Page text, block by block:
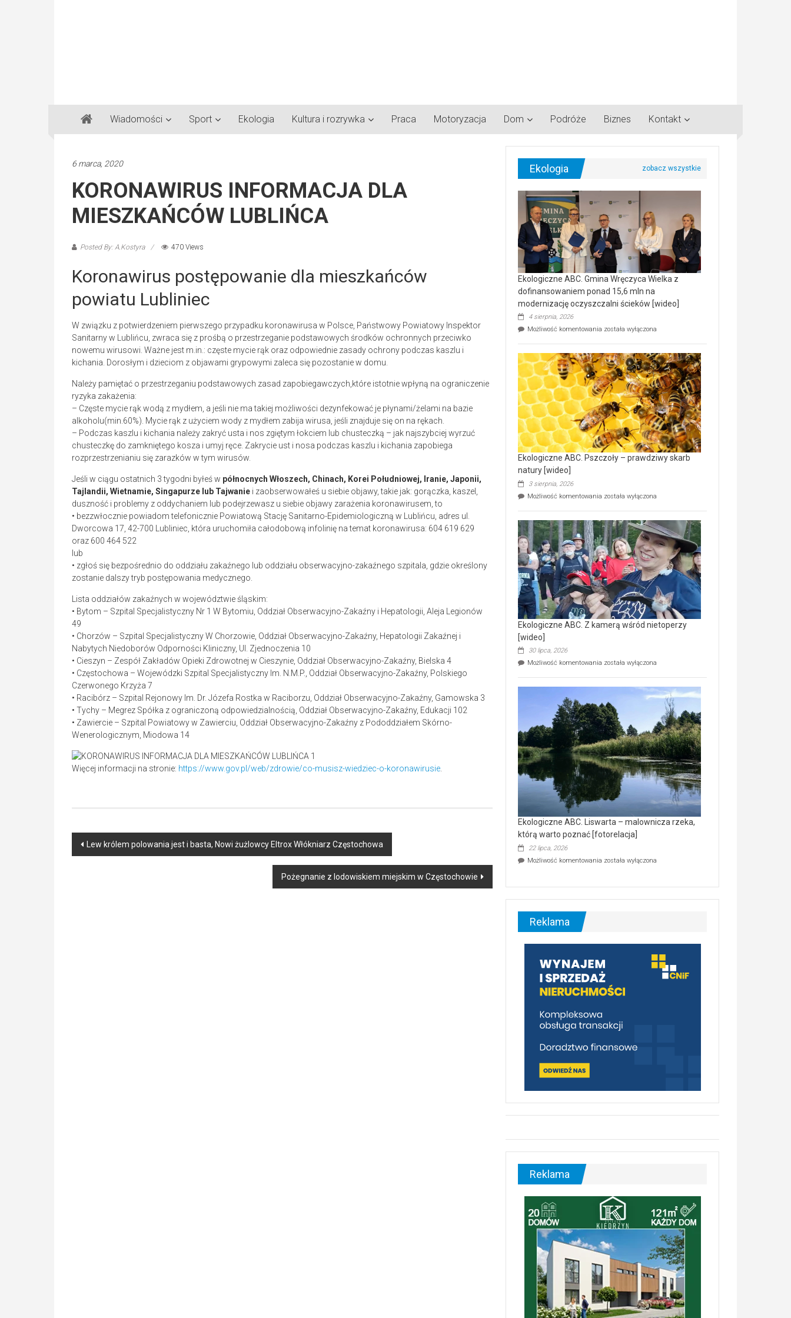
Gazeta
Regionalna
Kłobuck,
Myszków
Wiadomości Sport Ekologia Kultura i rozrywka Praca Motoryzacja Dom Podróże Biznes Kontakt
6 marca, 2020
KORONAWIRUS INFORMACJA DLA
MIESZKAŃCÓW LUBLIŃCA
Posted By: A.Kostyra 470 Views
Koronawirus postępowanie dla mieszkańców
powiatu Lubliniec
W związku z potwierdzeniem pierwszego przypadku koronawirusa w Polsce, Państwowy Powiatowy Inspektor
Sanitarny w Lublińcu, zwraca się z prośbą o przestrzeganie podstawowych środków ochronnych przeciwko
nowemu wirusowi. Ważne jest m.in.: częste mycie rąk oraz odpowiednie zasady ochrony podczas kaszlu i
kichania. Dorosłym i dzieciom z objawami grypowymi zaleca się pozostanie w domu.
Należy pamiętać o przestrzeganiu podstawowych zasad zapobiegawczych,które istotnie wpłyną na ograniczenie
ryzyka zakażenia:
– Częste mycie rąk wodą z mydłem, a jeśli nie ma takiej możliwości dezynfekować je płynami/żelami na bazie
alkoholu(min.60%). Mycie rąk z użyciem wody z mydłem zabija wirusa, jeśli znajduje się on na rękach.
– Podczas kaszlu i kichania należy zakryć usta i nos zgiętym łokciem lub chusteczką – jak najszybciej wyrzuć
chusteczkę do zamkniętego kosza i umyj ręce. Zakrycie ust i nosa podczas kaszlu i kichania zapobiega
rozprzestrzenianiu się zarazków w tym wirusów.
Jeśli w ciągu ostatnich 3 tygodni byłeś w północnych Włoszech, Chinach, Korei Południowej, Iranie, Japonii,
Tajlandii, Wietnamie, Singapurze lub Tajwanie i zaobserwowałeś u siebie objawy, takie jak: gorączka, kaszel,
duszność i problemy z oddychaniem lub podejrzewasz u siebie objawy zarażenia koronawirusem, to
• bezzwłocznie powiadom telefonicznie Powiatową Stację Sanitarno-Epidemiologiczną w Lublińcu, adres ul.
Dworcowa 17, 42-700 Lubliniec, która uruchomiła całodobową infolinię na temat koronawirusa: 604 619 629
oraz 600 464 522
lub
• zgłoś się bezpośrednio do oddziału zakaźnego lub oddziału obserwacyjno-zakaźnego szpitala, gdzie określony
zostanie dalszy tryb postępowania medycznego.
Lista oddziałów zakaźnych w województwie śląskim:
• Bytom – Szpital Specjalistyczny Nr 1 W Bytomiu, Oddział Obserwacyjno-Zakaźny i Hepatologii, Aleja Legionów
49
• Chorzów – Szpital Specjalistyczny W Chorzowie, Oddział Obserwacyjno-Zakaźny, Hepatologii Zakaźnej i
Nabytych Niedoborów Odporności Kliniczny, Ul. Zjednoczenia 10
• Cieszyn – Zespół Zakładów Opieki Zdrowotnej w Cieszynie, Oddział Obserwacyjno-Zakaźny, Bielska 4
• Częstochowa – Wojewódzki Szpital Specjalistyczny Im. N.M.P., Oddział Obserwacyjno-Zakaźny, Polskiego
Czerwonego Krzyża 7
• Racibórz – Szpital Rejonowy Im. Dr. Józefa Rostka w Raciborzu, Oddział Obserwacyjno-Zakaźny, Gamowska 3
• Tychy – Megrez Spółka z ograniczoną odpowiedzialnością, Oddział Obserwacyjno-Zakaźny, Edukacji 102
• Zawiercie – Szpital Powiatowy w Zawierciu, Oddział Obserwacyjno-Zakaźny z Pododdziałem Skórno-
Wenerologicznym, Miodowa 14
Więcej informacji na stronie: https://www.gov.pl/web/zdrowie/co-musisz-wiedziec-o-koronawirusie.
Post
Lew królem polowania jest i basta, Nowi żużlowcy Eltrox Włókniarz Częstochowa
Pożegnanie z lodowiskiem miejskim w Częstochowie
Ekologia
Ekologiczne ABC. Gmina Wręczyca Wielka z
dofinansowaniem ponad 15,6 mln na
modernizację oczyszczalni ścieków [wideo]
4 sierpnia, 2026
Możliwość komentowania Ekologiczne
Wręczyca
Wielka
z
dofinansowaniem
ponad
15,6
mln
na
modernizację
oczyszczalni
ścieków
[wideo]
została wyłączona
Ekologiczne ABC. Pszczoły – prawdziwy skarb
natury [wideo]
3 sierpnia, 2026
Możliwość komentowania Ekologiczne
–
prawdziwy
skarb
natury
[wideo]
została wyłączona
Ekologiczne ABC. Z kamerą wśród nietoperzy
[wideo]
30 lipca, 2026
Możliwość komentowania Ekologiczne
wśród
nietoperzy
[wideo]
została wyłączona
Ekologiczne ABC. Liswarta – malownicza rzeka,
którą warto poznać [fotorelacja]
22 lipca, 2026
Możliwość komentowania Ekologiczne
–
malownicza
[fotorelacja]
została wyłączona
Reklama
Reklama